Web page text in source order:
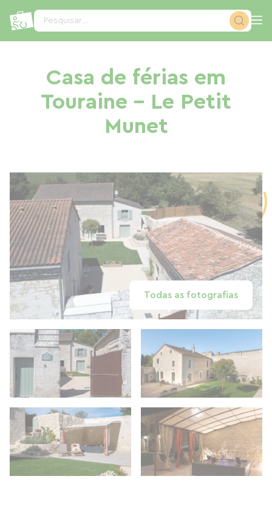
Pesquisar...
Casa de férias em
Touraine - Le Petit
Munet
Todas as fotografias
Painel de Gerenciamento de Cookies